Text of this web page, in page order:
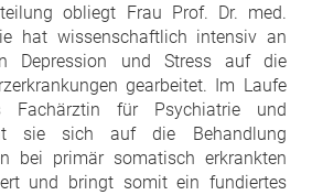
obliegt Frau Prof. Dr. med.
hat wissenschaftlich intensiv an
Depression und Stress auf die
gearbeitet. Im Laufe
Fachärztin für Psychiatrie und
sie sich auf die Behandlung
bei primär somatisch erkrankten
und bringt somit ein fundiertes